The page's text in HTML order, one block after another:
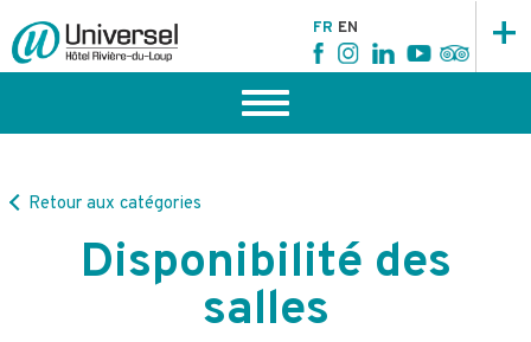
FR EN +
Retour aux catégories
Disponibilité des
salles